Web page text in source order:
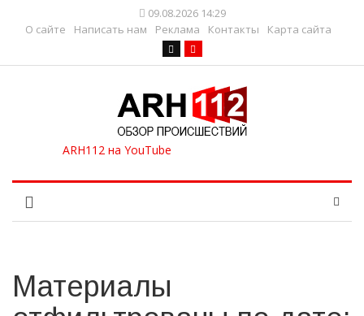
09.08.2026 14:29
О сайте
Написать нам Реклама Контакты Карта сайта
Материалы